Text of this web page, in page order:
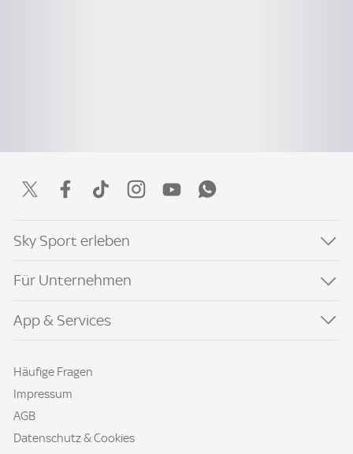
Sky Sport erleben
Für Unternehmen
App & Services
Häufige Fragen
Impressum
AGB
Datenschutz & Cookies